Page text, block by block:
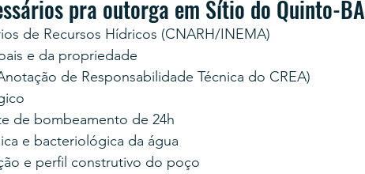
pra outorga em Sítio do Quinto-BA
de Recursos Hídricos (CNARH/INEMA)
e da propriedade
de Responsabilidade Técnica do CREA)
de bombeamento de 24h
e bacteriológica da água
e perfil construtivo do poço